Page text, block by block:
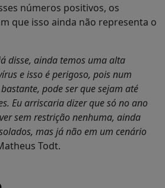
números positivos, os
que isso ainda não representa o
disse, ainda temos uma alta
e isso é perigoso, pois num
pode ser que sejam até
Eu arriscaria dizer que só no ano
sem restrição nenhuma, ainda
mas já não em um cenário
Todt.